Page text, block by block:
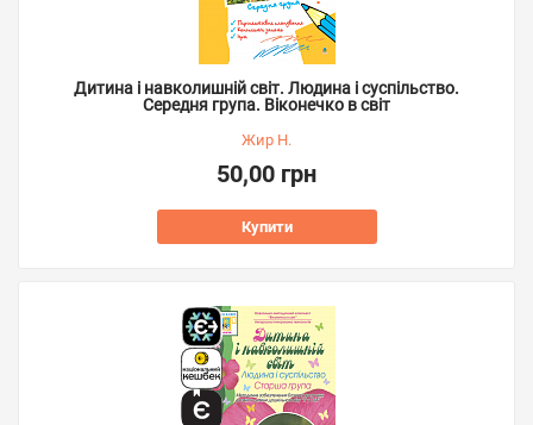
Дитина і навколишній світ. Людина і суспільство.
Середня група. Віконечко в світ
Жир Н.
50,00 грн
Купити